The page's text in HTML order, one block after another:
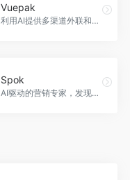
Vuepak
利用AI提供多渠道外联和智能电子邮件投递，实时跟踪互动。
Spok
AI驱动的营销专家，发现隐藏的增长机会。Spok官网入口网址